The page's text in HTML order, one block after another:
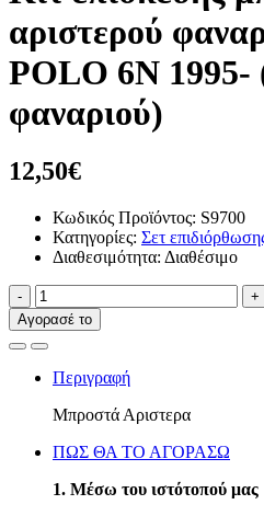
αριστερού
POLO 6N 1995-
φαναριού)
12,50€
Κωδικός Προϊόντος: S9700
Κατηγορίες: Σετ
Διαθεσιμότητα: Διαθέσιμο
-
+
Αγορασέ το
Περιγραφή
Μπροστά Αριστερα
ΠΩΣ ΘΑ ΤΟ ΑΓΟΡΑΣΩ
1. Μέσω του ιστότοπού μας